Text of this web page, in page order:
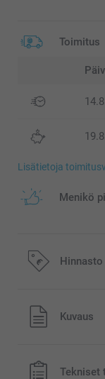
Toimitus
Lisätietoja
Menikö
Hinnasto
Kaikki hinnat
eivät sisälläKuvaus
Tekniset